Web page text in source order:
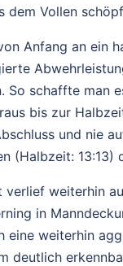
dem Vollen
Anfang an ein
So schaffte man
bis zur
und nie
(Halbzeit: 13:13)
weiterhin
in
eine weiterhin
deutlich